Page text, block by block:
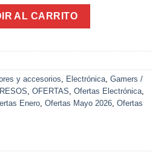
10 Mts 4D cantidad
AL CARRITO
y accesorios Electrónica Gamers /
OFERTAS Ofertas Electrónica
Enero Ofertas Mayo 2026 Ofertas